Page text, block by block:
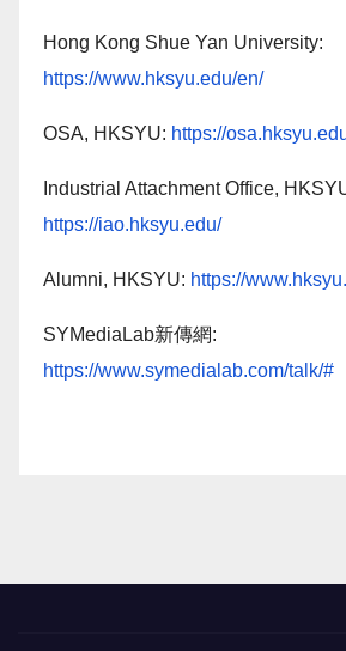
Hong Kong Shue Yan University:
https://www.hksyu.edu/en/
OSA, HKSYU: https://
Industrial Attachment Office,
https://iao.hksyu.edu/
Alumni, HKSYU: https://
SYMediaLab新傳網:
https://www.symedialab.com/talk/#